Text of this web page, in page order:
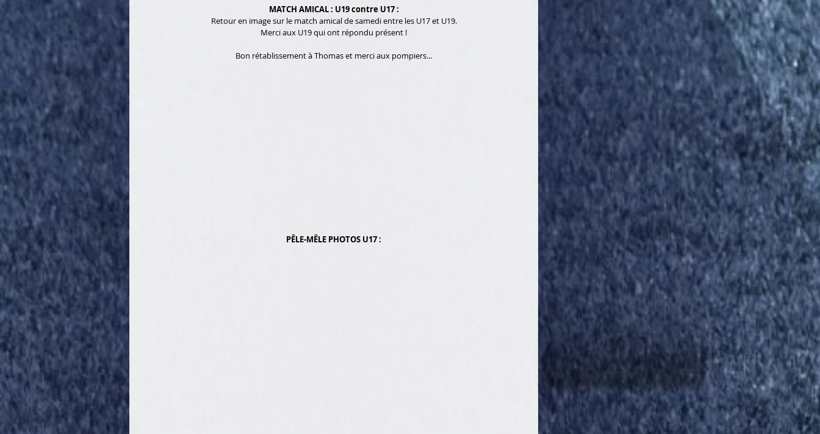
MATCH AMICAL : U19 contre U17 :
Retour en image sur le match amical de samedi entre les U17 et U19.
Merci aux U19 qui ont répondu présent !
Bon rétablissement à Thomas et merci aux pompiers...
PÊLE-MÊLE PHOTOS U17 :